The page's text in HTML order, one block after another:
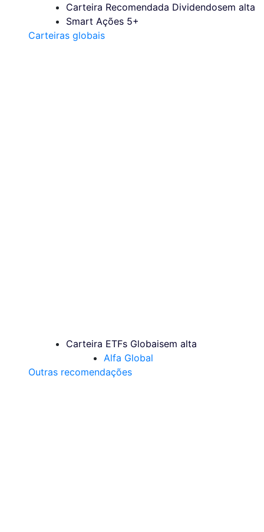
Carteira Recomendada Dividendosem alta
Smart Ações 5+
Carteiras globais
Carteira ETFs Globaisem alta
Alfa Global
Outras recomendações